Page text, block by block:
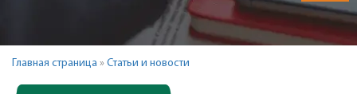
Главная страница » Статьи и новости